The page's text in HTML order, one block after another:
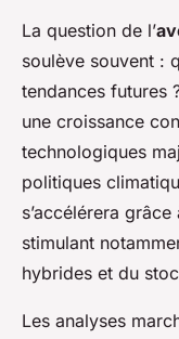
La question de l’
soulève souvent :
tendances futures
une croissance
technologiques
politiques
s’accélérera
stimulant
hybrides et du
Les analyses